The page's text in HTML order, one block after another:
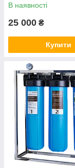
В наявності
25 000 ₴
Купити